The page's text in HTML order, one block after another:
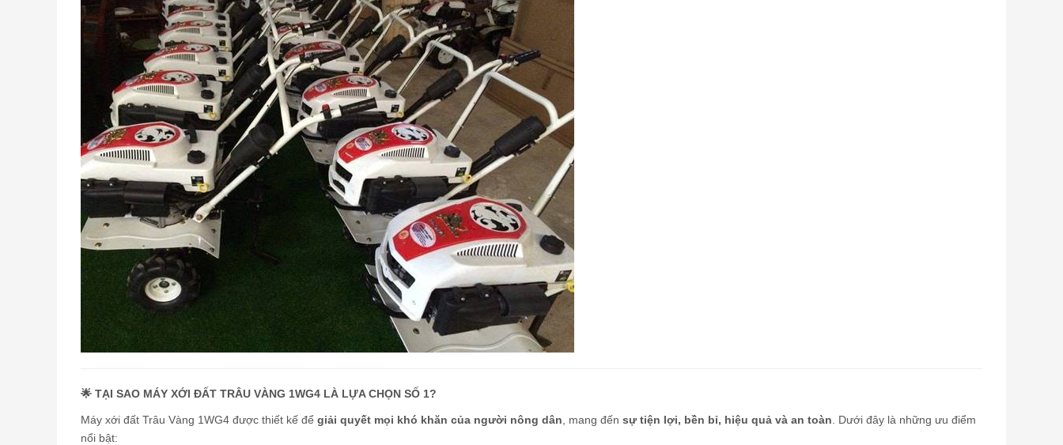
🌟 TẠI SAO MÁY XỚI ĐẤT TRÂU VÀNG 1WG4 LÀ LỰA CHỌN SỐ 1?
Máy xới đất Trâu Vàng 1WG4 được thiết kế để giải quyết mọi khó khăn của người nông dân , mang đến sự tiện lợi, bền bỉ, hiệu quả và an toàn . Dưới đây là những ưu điểm
nổi bật: